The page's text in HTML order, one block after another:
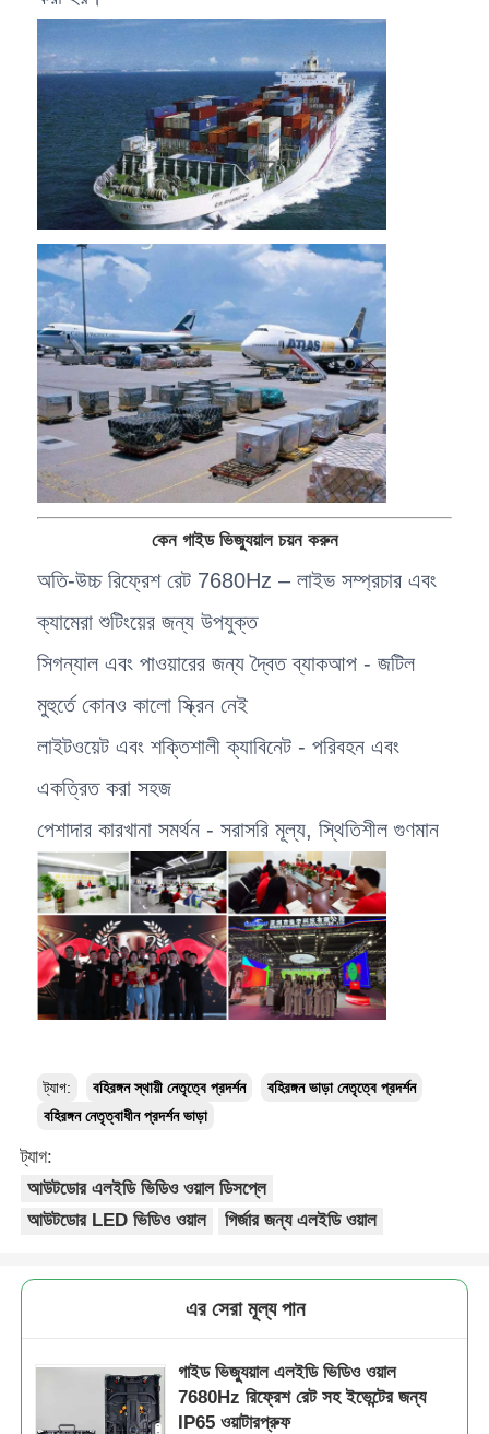
কেন গাইড ভিজ্যুয়াল চয়ন করুন
অতি-উচ্চ রিফ্রেশ রেট 7680Hz – লাইভ সম্প্রচার এবং
ক্যামেরা শুটিংয়ের জন্য উপযুক্ত
সিগন্যাল এবং পাওয়ারের জন্য দ্বৈত ব্যাকআপ - জটিল
মুহুর্তে কোনও কালো স্ক্রিন নেই
লাইটওয়েট এবং শক্তিশালী ক্যাবিনেট - পরিবহন এবং
একত্রিত করা সহজ
পেশাদার কারখানা সমর্থন - সরাসরি মূল্য, স্থিতিশীল গুণমান
ট্যাগ: বহিরঙ্গন স্থায়ী নেতৃত্বে প্রদর্শন
বহিরঙ্গন ভাড়া নেতৃত্বে প্রদর্শন
বহিরঙ্গন নেতৃত্বাধীন প্রদর্শন ভাড়া
ট্যাগ:
আউটডোর এলইডি ভিডিও ওয়াল ডিসপ্লে
আউটডোর LED ভিডিও ওয়াল
গির্জার জন্য এলইডি ওয়াল
এর সেরা মূল্য পান
গাইড ভিজ্যুয়াল এলইডি ভিডিও ওয়াল
7680Hz রিফ্রেশ রেট সহ ইভেন্টের জন্য
IP65 ওয়াটারপ্রুফ